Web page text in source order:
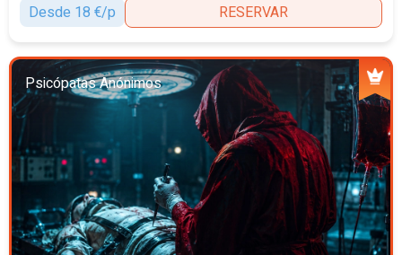
Desde 18 €/p
RESERVAR
Psicópatas Anónimos